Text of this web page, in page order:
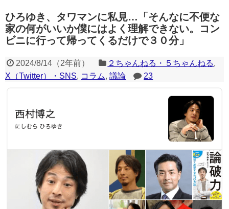
一部のコンテンツが表示されなくなったり、サイト全体のレイアウトが崩れ
たりする場合があります。
ひろゆき、タワマンに私見…「そんなに不便な
家の何がいいか僕にはよく理解できない。コン
ビニに行って帰ってくるだけで３０分」
2024/8/14（2年前） ２ちゃんねる・５ちゃんねる,
X（Twitter）・SNS, コラム, 議論 23